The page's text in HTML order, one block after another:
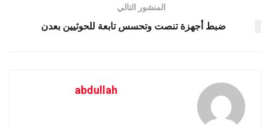
المنشور التالي
ضبط أجهزة تنصت وتحسس تابعة للحوثيين بعدن
abdullah